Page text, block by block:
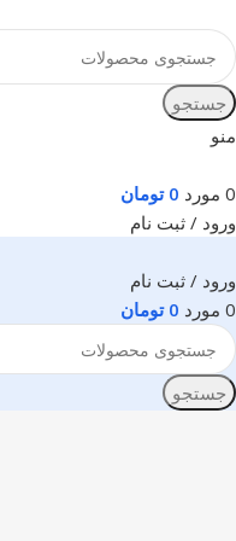
جستجو
منو
0 مورد 0 تومان
ورود / ثبت نام
ورود / ثبت نام
0 مورد 0 تومان
جستجو